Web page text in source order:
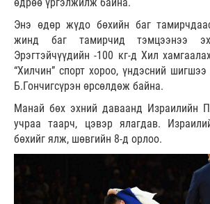
өдрөө үргэлжилж байна.
Энэ өдөр жүдо бөхийн баг
жинд баг тамирчид тэмцээнээ
Эрэгтэйчүүдийн -100 кг-д Хил
“Хилчин” спорт хороо, үндэсний
Б.Гончигсүрэн өрсөлдөж байна.
Манай бөх эхний даваанд Израилийн
учраа таарч, цэвэр ялагдав.
бөхийг ялж, шөвгийн 8-д орлоо.